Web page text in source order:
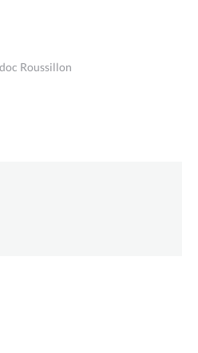
Roussillon